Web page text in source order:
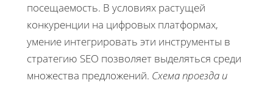
посещаемость. В условиях растущей
конкуренции на цифровых платформах,
умение интегрировать эти инструменты в
стратегию SEO позволяет выделяться среди
множества предложений. Схема проезда и